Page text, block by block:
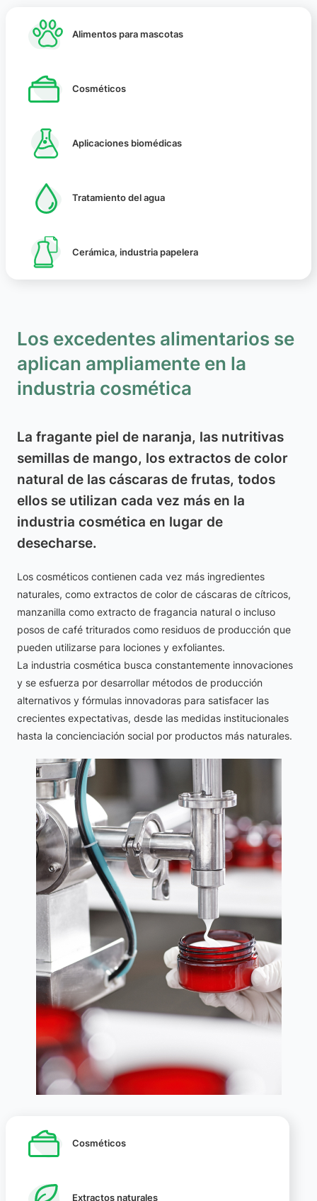
Alimentos para mascotas
Cosméticos
Aplicaciones biomédicas
Tratamiento del agua
Cerámica, industria papelera
Los excedentes alimentarios se
aplican ampliamente en la
industria cosmética
La fragante piel de naranja, las nutritivas
semillas de mango, los extractos de color
natural de las cáscaras de frutas, todos
ellos se utilizan cada vez más en la
industria cosmética en lugar de
desecharse.
Los cosméticos contienen cada vez más ingredientes
naturales, como extractos de color de cáscaras de cítricos,
manzanilla como extracto de fragancia natural o incluso
posos de café triturados como residuos de producción que
pueden utilizarse para lociones y exfoliantes.
La industria cosmética busca constantemente innovaciones
y se esfuerza por desarrollar métodos de producción
alternativos y fórmulas innovadoras para satisfacer las
crecientes expectativas, desde las medidas institucionales
hasta la concienciación social por productos más naturales.
Cosméticos
Extractos naturales